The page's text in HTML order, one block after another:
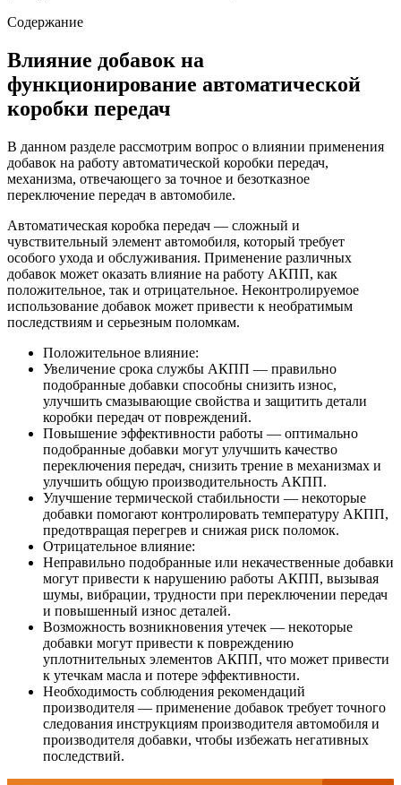
Содержание
Влияние добавок на
функционирование автоматической
коробки передач
В данном разделе рассмотрим вопрос о влиянии применения
добавок на работу автоматической коробки передач,
механизма, отвечающего за точное и безотказное
переключение передач в автомобиле.
Автоматическая коробка передач — сложный и
чувствительный элемент автомобиля, который требует
особого ухода и обслуживания. Применение различных
добавок может оказать влияние на работу АКПП, как
положительное, так и отрицательное. Неконтролируемое
использование добавок может привести к необратимым
последствиям и серьезным поломкам.
Положительное влияние:
Увеличение срока службы АКПП — правильно
подобранные добавки способны снизить износ,
улучшить смазывающие свойства и защитить детали
коробки передач от повреждений.
Повышение эффективности работы — оптимально
подобранные добавки могут улучшить качество
переключения передач, снизить трение в механизмах и
улучшить общую производительность АКПП.
Улучшение термической стабильности — некоторые
добавки помогают контролировать температуру АКПП,
предотвращая перегрев и снижая риск поломок.
Отрицательное влияние:
Неправильно подобранные или некачественные добавки
могут привести к нарушению работы АКПП, вызывая
шумы, вибрации, трудности при переключении передач
и повышенный износ деталей.
Возможность возникновения утечек — некоторые
добавки могут привести к повреждению
уплотнительных элементов АКПП, что может привести
к утечкам масла и потере эффективности.
Необходимость соблюдения рекомендаций
производителя — применение добавок требует точного
следования инструкциям производителя автомобиля и
производителя добавки, чтобы избежать негативных
последствий.